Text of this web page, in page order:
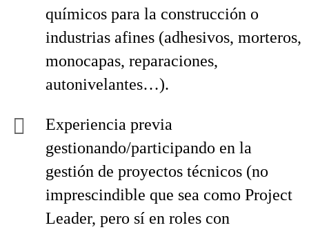
químicos para la construcción o
industrias afines (adhesivos, morteros,
monocapas, reparaciones,
autonivelantes…).
Experiencia previa
gestionando/participando en la
gestión de proyectos técnicos (no
imprescindible que sea como Project
Leader, pero sí en roles con